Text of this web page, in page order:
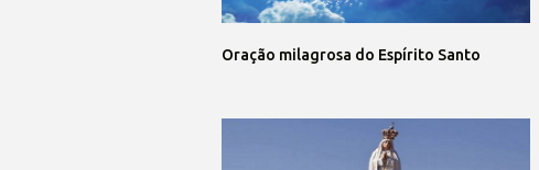
Oração milagrosa do Espírito Santo